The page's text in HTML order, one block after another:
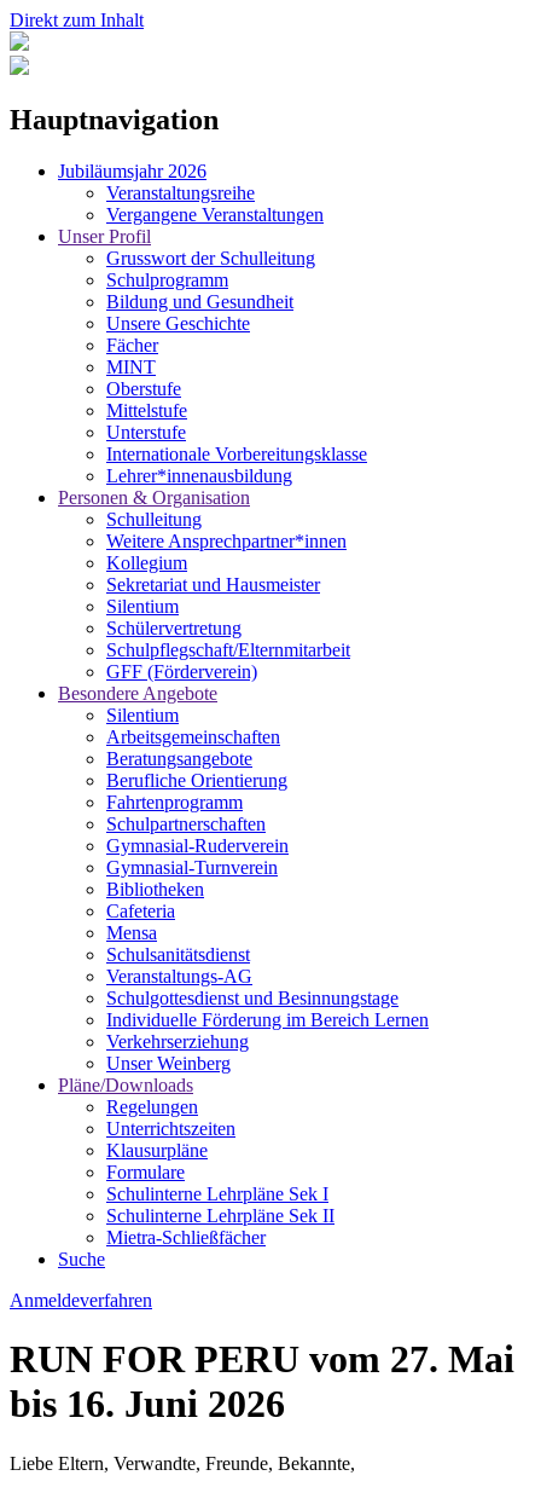
Direkt zum Inhalt
Hauptnavigation
Jubiläumsjahr 2026
Veranstaltungsreihe
Vergangene Veranstaltungen
Unser Profil
Grusswort der Schulleitung
Schulprogramm
Bildung und Gesundheit
Unsere Geschichte
Fächer
MINT
Oberstufe
Mittelstufe
Unterstufe
Internationale Vorbereitungsklasse
Lehrer*innenausbildung
Personen & Organisation
Schulleitung
Weitere Ansprechpartner*innen
Kollegium
Sekretariat und Hausmeister
Silentium
Schülervertretung
Schulpflegschaft/Elternmitarbeit
GFF (Förderverein)
Besondere Angebote
Silentium
Arbeitsgemeinschaften
Beratungsangebote
Berufliche Orientierung
Fahrtenprogramm
Schulpartnerschaften
Gymnasial-Ruderverein
Gymnasial-Turnverein
Bibliotheken
Cafeteria
Mensa
Schulsanitätsdienst
Veranstaltungs-AG
Schulgottesdienst und Besinnungstage
Individuelle Förderung im Bereich Lernen
Verkehrserziehung
Unser Weinberg
Pläne/Downloads
Regelungen
Unterrichtszeiten
Klausurpläne
Formulare
Schulinterne Lehrpläne Sek I
Schulinterne Lehrpläne Sek II
Mietra-Schließfächer
Suche
Anmeldeverfahren
RUN FOR PERU vom 27. Mai
bis 16. Juni 2026
Liebe Eltern, Verwandte, Freunde, Bekannte,